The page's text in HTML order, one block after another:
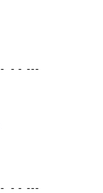
- - - ---
- - - ---